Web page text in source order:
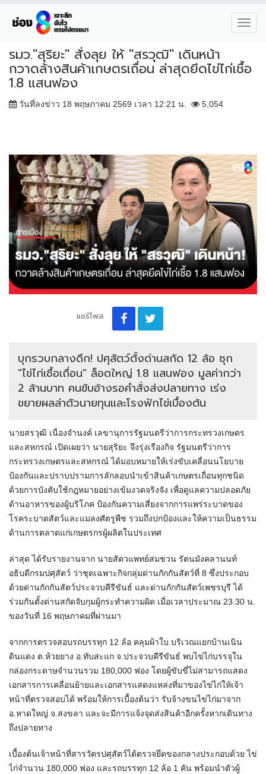
รมว."สุริยะ" สั่งลุย ให้ "สรวุฒิ" เดินหน้า
กวาดล้างสินค้าเกษตรเถื่อน ล่าสุดยึดไข่ไก่เชื้อ
1.8 แสนฟอง
วันที่ลงข่าว 18 พฤษภาคม 2569 เวลา 12:21 น. 5,054
แชร์โพส
​บุกรวบกลางดึก! ปศุสัตว์ตั้งด่านสกัด 12 ล้อ ซุก
"ไข่ไก่เชื้อเถื่อน" ล็อตใหญ่ 1.8 แสนฟอง มูลค่ากว่า
2 ล้านบาท คนขับอ้างรอคำสั่งส่งปลายทาง เร่ง
ขยายผลล่าตัวนายทุนและโรงฟักไข่เบื้องต้น
นายสรวุฒิ เนื่องจำนงค์ เลขานุการรัฐมนตรีว่าการกระทรวงเกษตร
และสหกรณ์ เปิดเผยว่า นายสุริยะ จึงรุ่งเรืองกิจ รัฐมนตรีว่าการ
กระทรวงเกษตรและสหกรณ์ ได้มอบหมายให้เร่งขับเคลื่อนนโยบาย
ป้องกันและปราบปรามการลักลอบนำเข้าสินค้าเกษตรเถื่อนทุกชนิด
ด้วยการบังคับใช้กฎหมายอย่างเข้มงวดจริงจัง เพื่อดูแลความปลอดภัย
ด้านอาหารของผู้บริโภค ป้องกันความเสี่ยงจากการแพร่ระบาดของ
โรคระบาดสัตว์และแมลงศัตรูพืช รวมถึงปกป้องและให้ความเป็นธรรม
ด้านการตลาดแก่เกษตรกรผู้ผลิตในประเทศ
​ล่าสุด ได้รับรายงานจาก นายสัตวแพทย์สมชวน รัตนมังคลานนท์
อธิบดีกรมปศุสัตว์ ว่าชุดเฉพาะกิจกลุ่มด่านกักกันสัตว์ที่ 8 ซึ่งประกอบ
ด้วยด่านกักกันสัตว์ประจวบคีรีขันธ์ และด่านกักกันสัตว์เพชรบุรี ได้
ร่วมกันตั้งด่านสกัดจับกุมผู้กระทำความผิด เมื่อเวลาประมาณ 23.30 น.
ของวันที่ 16 พฤษภาคมที่ผ่านมา
​จากการตรวจสอบรถบรรทุก 12 ล้อ คลุมผ้าใบ บริเวณแยกบ้านเนิน
ดินแดง ต.ห้วยยาง อ.ทับสะแก จ.ประจวบคีรีขันธ์ พบไข่ไก่บรรจุใน
กล่องกระดาษจำนวนรวม 180,000 ฟอง โดยผู้ขับขี่ไม่สามารถแสดง
เอกสารการเคลื่อนย้ายและเอกสารแสดงแหล่งที่มาของไข่ไก่ให้เจ้า
หน้าที่ตรวจสอบได้ พร้อมให้การเบื้องต้นว่า รับจ้างขนไข่ไก่มาจาก
อ.หาดใหญ่ จ.สงขลา และจะมีการแจ้งจุดส่งสินค้าอีกครั้งหากเดินทาง
ถึงปลายทาง
​เบื้องต้นเจ้าหน้าที่สารวัตรปศุสัตว์ได้ตรวจยึดของกลางประกอบด้วย ไข่
ไก่จำนวน 180,000 ฟอง และรถบรรทุก 12 ล้อ 1 คัน พร้อมนำตัวผู้